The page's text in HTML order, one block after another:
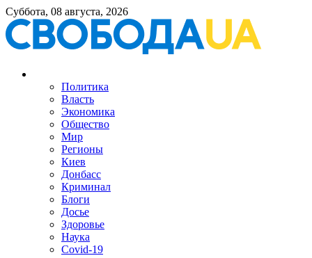
Суббота, 08 августа, 2026
Политика
Власть
Экономика
Общество
Мир
Регионы
Киев
Донбасс
Криминал
Блоги
Досье
Здоровье
Наука
Covid-19